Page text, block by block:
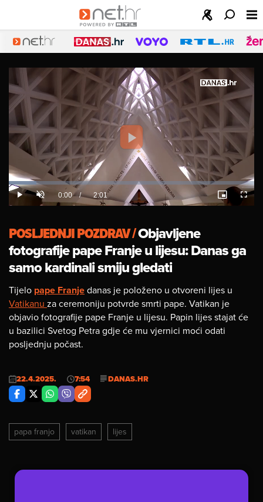
Play
Video
Play UnmuteCurrent
0:00 / Duration
2:01
Loaded:
11.30%
Picture-
in-
POSLJEDNJI POZDRAV/Objavljene
fotografije pape Franje u lijesu: Danas ga
samo kardinali smiju gledati
Tijelo pape Franjedanas je položeno u otvoreni lijes u
Vatikanu za ceremoniju potvrde smrti pape. Vatikan je
objavio fotografije pape Franje u lijesu. Papin lijes stajat će
u bazilici Svetog Petra gdje će mu vjernici moći odati
posljednju počast.
22.4.2025. 7:54 DANAS.HR
papa franjo vatikan lijes